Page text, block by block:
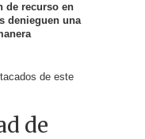
de recurso en
denieguen una
de este
de